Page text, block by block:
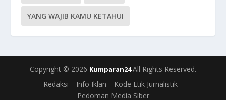
YANG WAJIB KAMU KETAHUI
Copyright © 2026 Kumparan24All Rights Reserved.
Redaksi
Info Iklan
Kode Etik Jurnalistik
Pedoman Media Siber